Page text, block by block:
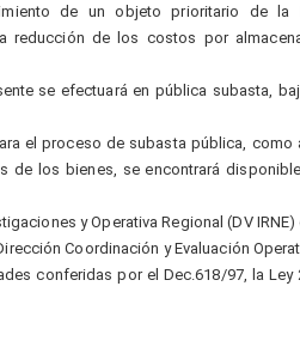
de un objeto prioritario de la
reducción de los costos por
se efectuará en pública subasta,
el proceso de subasta pública,
los bienes, se encontrará
y Operativa Regional (DV
Coordinación y Evaluación
conferidas por el Dec.618/97, la